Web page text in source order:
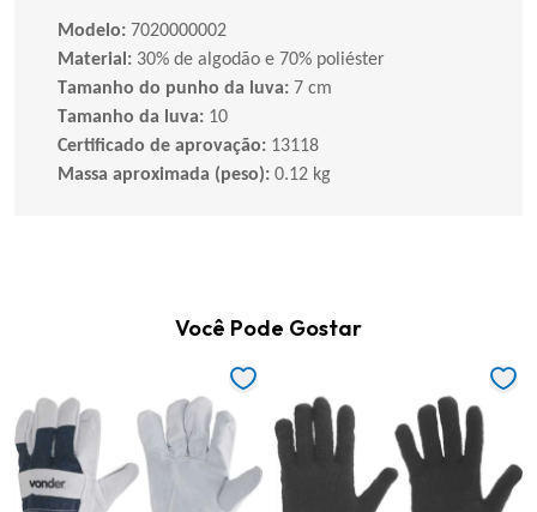
Modelo: 7020000002
Material: 30% de algodão e 70% poliéster
Tamanho do punho da luva: 7 cm
Tamanho da luva: 10
Certificado de aprovação: 13118
Massa aproximada (peso): 0.12 kg
Você Pode Gostar